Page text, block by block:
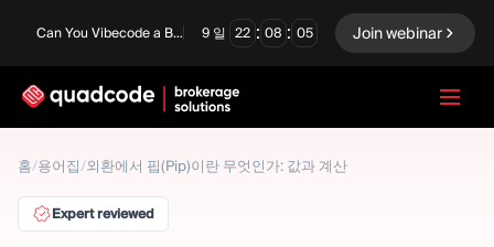
Can You Vibecode a Brokerage Platform? 9 일 22 : 08 : 04 Join webinar
홈/용어집/외환에서 핍(Pip)이란 무엇인가: 값과 계산
Expert reviewed
한국어